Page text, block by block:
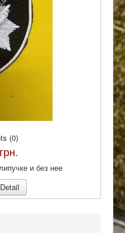
(0)
и без нее
Detail